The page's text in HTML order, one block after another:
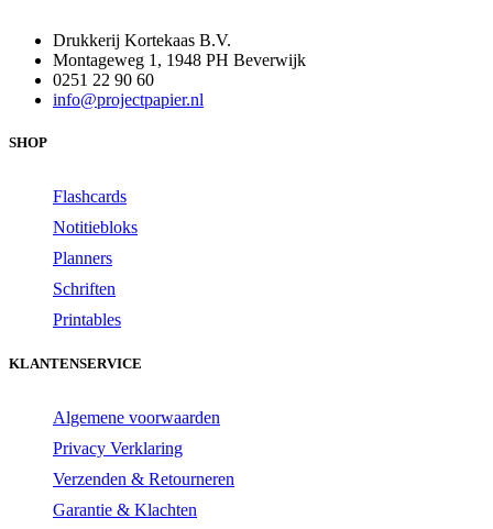
Drukkerij Kortekaas B.V.
Montageweg 1, 1948 PH Beverwijk
0251 22 90 60
info@projectpapier.nl
SHOP
Flashcards
Notitiebloks
Planners
Schriften
Printables
KLANTENSERVICE
Algemene voorwaarden
Privacy Verklaring
Verzenden & Retourneren
Garantie & Klachten